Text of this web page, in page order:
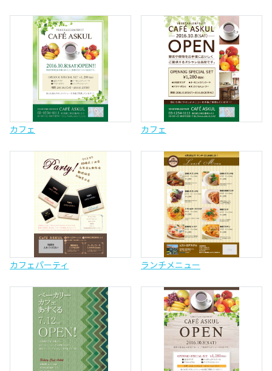
カフェ カフェ
カフェパーティ ランチメニュー